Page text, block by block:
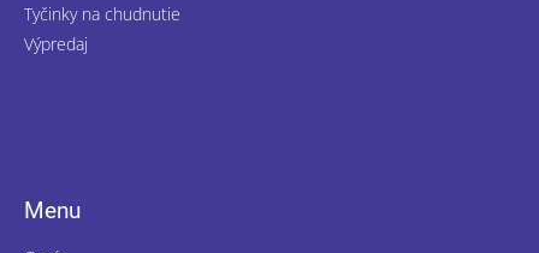
Tyčinky na chudnutie
Výpredaj
Menu